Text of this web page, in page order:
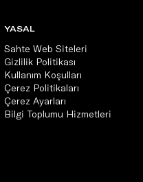
YASAL
Sahte Web Siteleri
Gizlilik Politikası
Kullanım Koşulları
Çerez Politikaları
Çerez Ayarları
Bilgi Toplumu Hizmetleri